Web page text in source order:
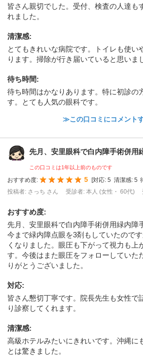
皆さん親切でした。受付、検査の人達も
れました。
清潔感:
とてもきれいな病院です。トイレも使い
ります。掃除が行き届いていると思いま
待ち時間:
待ち時間はかなりあります。特に初診の
す。とても人気の眼科です。
≫この口コミにコメント
先月、安里眼科で白内障手術併用
この口コミは1年以上前のものです
おすすめ度: 5 対応: 5 清潔感: 5
投稿者: さっち さん
受診者: 本人 (女性・ 60代)
おすすめ度:
先月、安里眼科で白内障手術併用緑内障
今まで緑内障点眼を3剤もしていたので
くなりました。眼圧も下がって視力も上
す。今後はまた眼圧をフォローしていた
りがとうございました。
対応:
皆さん懇切丁寧です。院長先生も女性で
り診察してくれます。
清潔感:
高級ホテルみたいにきれいです。沖縄に
とは驚きました。